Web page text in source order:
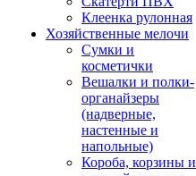
Клеенка рулонная
Хозяйственные мелочи
Сумки и
косметички
Вешалки и полки-
органайзеры
(надверные,
настенные и
напольные)
Короба, корзины и